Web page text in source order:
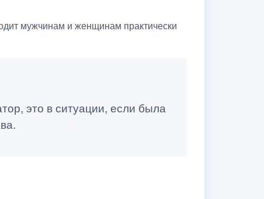
мужчинам и женщинам практически
это в ситуации, если была